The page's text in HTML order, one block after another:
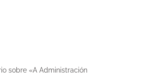
sobre «A Administración